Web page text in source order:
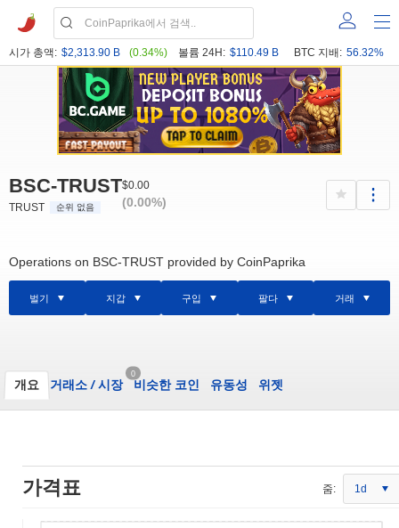
시가 총액: $2,313.90 B (0.34%) 볼륨 24H: $110.49 B BTC 지배: 56.32%
BSC-TRUST
TRUST 순위 없음
$0.00
(0.00%)
Operations on BSC-TRUST provided by CoinPaprika
벌기 지갑 구입 팔다 거래
개요 거래소 /시장
0
비슷한 코인 유동성 위젯
가격표 줌: 1d